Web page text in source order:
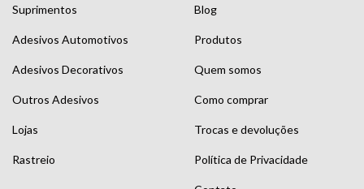
Suprimentos
Adesivos Automotivos
Adesivos Decorativos
Outros Adesivos
Lojas
Rastreio
Blog
Produtos
Quem somos
Como comprar
Trocas e devoluções
Política de Privacidade